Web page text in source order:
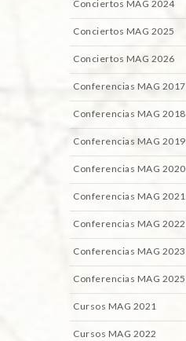
Conciertos MAG 2024
Conciertos MAG 2025
Conciertos MAG 2026
Conferencias MAG 2017
Conferencias MAG 2018
Conferencias MAG 2019
Conferencias MAG 2020
Conferencias MAG 2021
Conferencias MAG 2022
Conferencias MAG 2023
Conferencias MAG 2025
Cursos MAG 2021
Cursos MAG 2022